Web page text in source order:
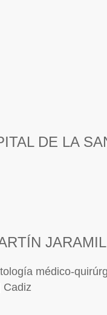
DE LA
médico-
Cadiz